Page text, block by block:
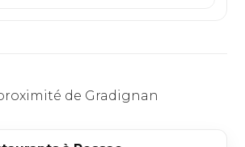
de Gradignan